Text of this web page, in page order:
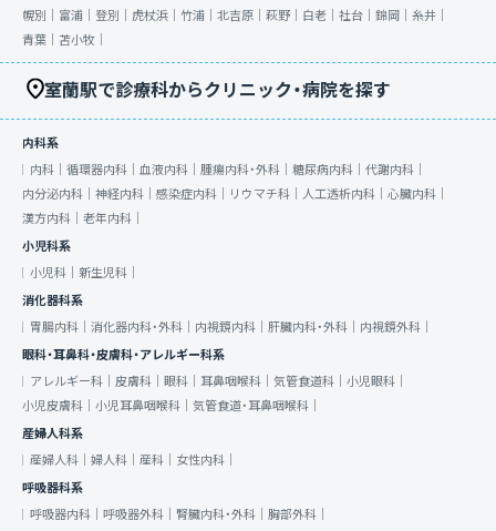
幌別｜ 富浦｜ 登別｜ 虎杖浜｜ 竹浦｜ 北吉原｜ 萩野｜ 白老｜ 社台｜ 錦岡｜ 糸井｜
青葉｜ 苫小牧｜
室蘭駅で診療科からクリニック・病院を探す
内科系
内科｜ 循環器内科｜ 血液内科｜ 腫瘍内科・外科｜ 糖尿病内科｜ 代謝内科｜
内分泌内科｜ 神経内科｜ 感染症内科｜ リウマチ科｜ 人工透析内科｜ 心臓内科｜
漢方内科｜ 老年内科｜
小児科系
小児科｜ 新生児科｜
消化器科系
胃腸内科｜ 消化器内科・外科｜ 内視鏡内科｜ 肝臓内科・外科｜ 内視鏡外科｜
眼科・耳鼻科・皮膚科・アレルギー科系
アレルギー科｜ 皮膚科｜ 眼科｜ 耳鼻咽喉科｜ 気管食道科｜ 小児眼科｜
小児皮膚科｜ 小児耳鼻咽喉科｜ 気管食道・耳鼻咽喉科｜
産婦人科系
産婦人科｜ 婦人科｜ 産科｜ 女性内科｜
呼吸器科系
呼吸器内科｜ 呼吸器外科｜ 腎臓内科・外科｜ 胸部外科｜